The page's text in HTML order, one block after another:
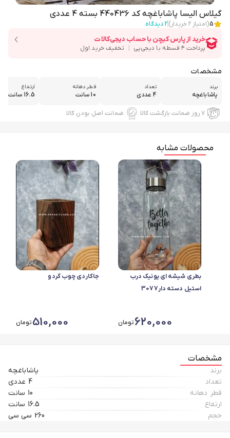
گیلاس الیسا پاشاباغچه کد 440436 بسته 4 عددی
5(امتیاز 2خریدار)2دیدگاه
مشخصات
برند
پاشاباغچه
تعداد
4 عددی
قطر دهانه
10 سانت
ارتفاع
16.5 سانت
۷ روز ضمانت بازگشت کالا ضمانت اصل بودن کالا
محصولات مشابه
بطری شیشه ای یونیک درب
استیل دسته دار3077
620,000تومان
جاکاردی چوب گردو
510,000تومان
مشخصات
برند
پاشاباغچه
تعداد
4 عددی
قطر دهانه
10 سانت
ارتفاع
16.5 سانت
حجم
260 سی سی